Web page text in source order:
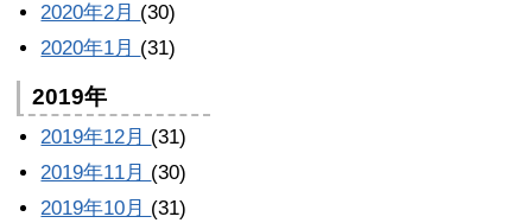
2020年2月 (30)
2020年1月 (31)
2019年
2019年12月 (31)
2019年11月 (30)
2019年10月 (31)